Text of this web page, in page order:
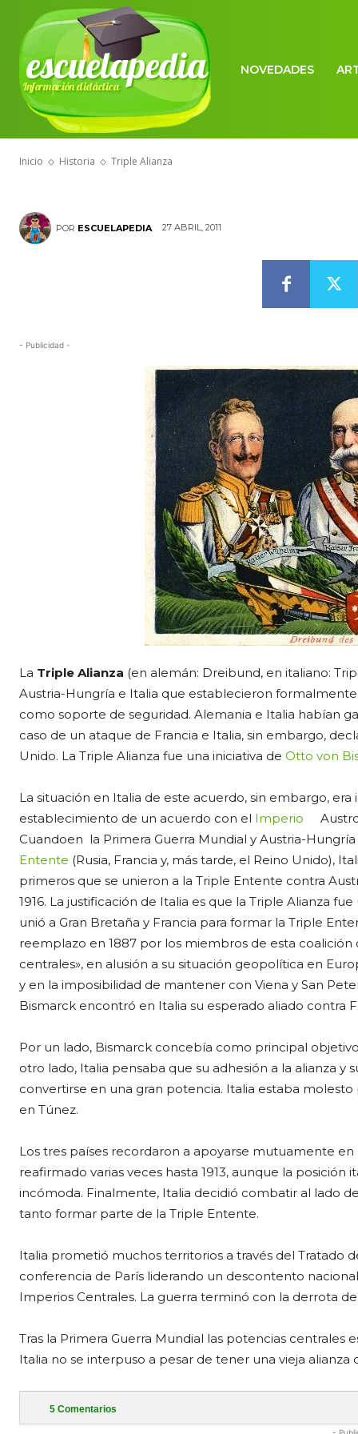
escuelapedia
Información didáctica
NOVEDADES
Inicio Historia Triple Alianza
HISTORIA
Triple Alianza
POR ESCUELAPEDIA 27 ABRIL, 2011
- Publicidad -
La Triple Alianza (en alemán: Dreibund, en italiano:
Austria-Hungría e Italia que establecieron
como soporte de seguridad. Alemania e Italia habían
caso de un ataque de Francia e Italia, sin embargo,
Unido. La Triple Alianza fue una iniciativa de Otto von
La situación en Italia de este acuerdo, sin embargo,
establecimiento de un acuerdo con el Imperio
Cuandoen la Primera Guerra Mundial y Austria-
Entente (Rusia, Francia y, más tarde, el Reino Unido),
primeros que se unieron a la Triple Entente contra
1916. La justificación de Italia es que la Triple Alianza
unió a Gran Bretaña y Francia para formar la Triple
reemplazo en 1887 por los miembros de esta
centrales», en alusión a su situación geopolítica en
y en la imposibilidad de mantener con Viena y San
Bismarck encontró en Italia su esperado aliado contra
Por un lado, Bismarck concebía como principal
otro lado, Italia pensaba que su adhesión a la alianza y
convertirse en una gran potencia. Italia estaba
en Túnez.
Los tres países recordaron a apoyarse mutuamente
reafirmado varias veces hasta 1913, aunque la posición
incómoda. Finalmente, Italia decidió combatir al lado
tanto formar parte de la Triple Entente.
Italia prometió muchos territorios a través del Tratado
conferencia de París liderando un descontento
Imperios Centrales. La guerra terminó con la derrota
Tras la Primera Guerra Mundial las potencias
Italia no se interpuso a pesar de tener una vieja alianza
5 Comentarios